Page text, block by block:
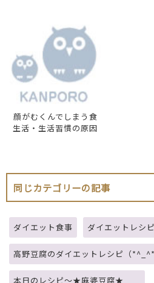
顔がむくんでしまう食
生活・生活習慣の原因
同じカテゴリーの記事
ダイエット食事 ダイエットレシ
高野豆腐のダイエットレシピ（*^_^*
本日のレシピ～★麻婆豆腐★